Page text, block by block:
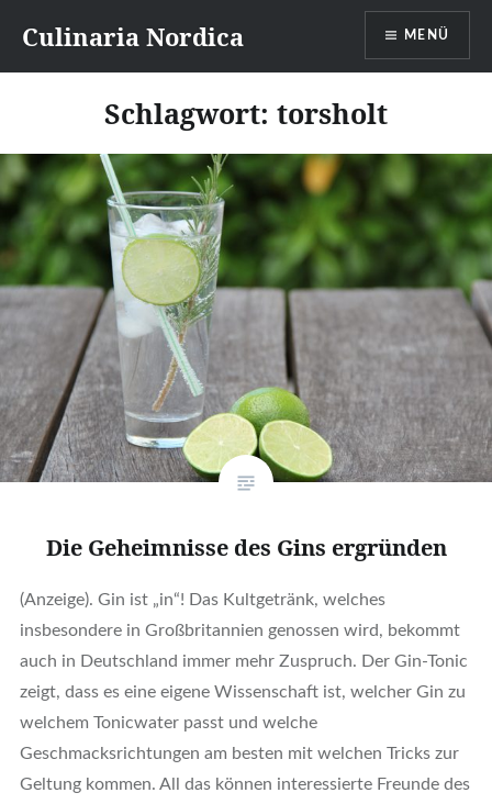
zumCulinaria Nordica MENÜ
Schlagwort: torsholt
Die Geheimnisse des Gins ergründen
(Anzeige). Gin ist „in“! Das Kultgetränk, welches
insbesondere in Großbritannien genossen wird, bekommt
auch in Deutschland immer mehr Zuspruch. Der Gin-Tonic
zeigt, dass es eine eigene Wissenschaft ist, welcher Gin zu
welchem Tonicwater passt und welche
Geschmacksrichtungen am besten mit welchen Tricks zur
Geltung kommen. All das können interessierte Freunde des